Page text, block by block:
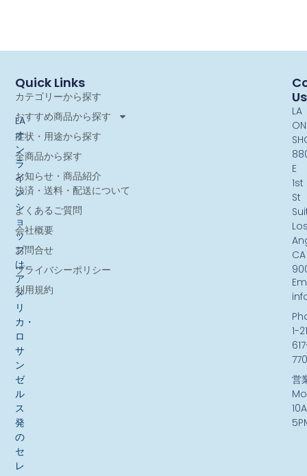
LA
オ
ン
ラ
イ
ン
シ
ョ
ッ
プ
は、
ア
メ
リ
カ・
ロ
サ
ン
ゼ
ル
ス
発
の
セ
レ
Quick Links
カテゴリーから探す
おすすめ商品から探す
症状・用途から探す
全商品から探す
お知らせ・商品紹介
決済・送料・配送について
よくあるご質問
会社概要
お問合せ
プライバシーポリシー
利用規約
Us
LA
E
1st
St
CA
1-
営